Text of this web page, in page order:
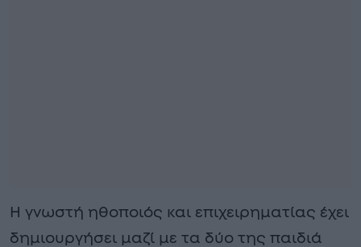
Η γνωστή ηθοποιός και επιχειρηματίας έχει
δημιουργήσει μαζί με τα δύο της παιδιά